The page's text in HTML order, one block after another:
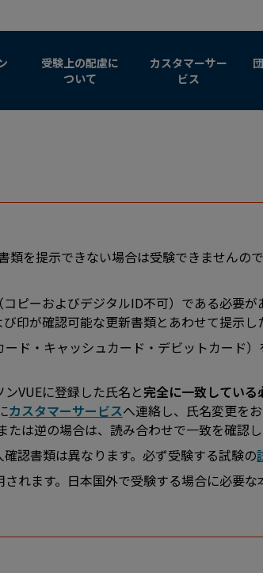
受験上の配慮に
ついて
カスタマーサー
ビス
を提示できない場合は受験できませんので
ピーおよびデジタルID不可）である必要
印が確認可能な更新書類とあわせて提示し
ド・キャッシュカード・デビットカード
VUEに登録した氏名と完全に一致している
カスタマーサービスへ連絡し、氏名変更を
は逆の場合は、読み合わせで一致を確認し
認書類は異なります。必ず受験する試験の
れます。日本国外で受験する場合に必要